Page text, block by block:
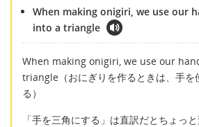
When making onigiri, we use our
into a triangle
When making onigiri, we use our
triangle（おにぎりを作るときは、手を
る）
「手を三角にする」は直訳だとちょっ